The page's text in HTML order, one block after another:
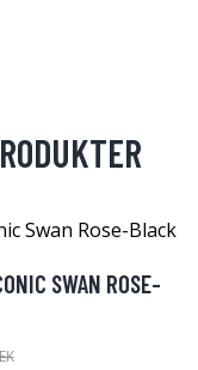
SWAN ROSE-